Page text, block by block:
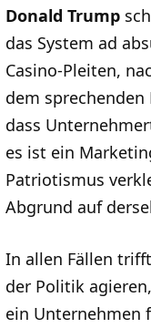
Donald Trump
das System ad
Casino-Pleiten,
dem sprechenden
dass
es ist ein
Patriotismus
Abgrund auf
In allen Fällen
der Politik
ein Unternehmen